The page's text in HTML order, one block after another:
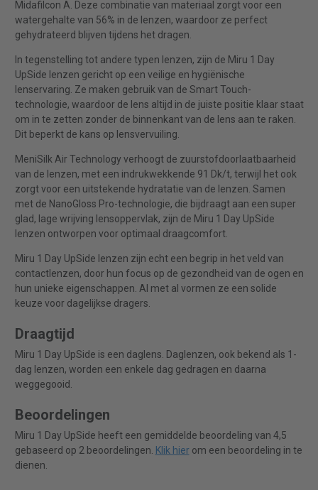
Midafilcon A. Deze combinatie van materiaal zorgt voor een
watergehalte van 56% in de lenzen, waardoor ze perfect
gehydrateerd blijven tijdens het dragen.
In tegenstelling tot andere typen lenzen, zijn de Miru 1 Day
UpSide lenzen gericht op een veilige en hygiënische
lenservaring. Ze maken gebruik van de Smart Touch-
technologie, waardoor de lens altijd in de juiste positie klaar staat
om in te zetten zonder de binnenkant van de lens aan te raken.
Dit beperkt de kans op lensvervuiling.
MeniSilk Air Technology verhoogt de zuurstofdoorlaatbaarheid
van de lenzen, met een indrukwekkende 91 Dk/t, terwijl het ook
zorgt voor een uitstekende hydratatie van de lenzen. Samen
met de NanoGloss Pro-technologie, die bijdraagt aan een super
glad, lage wrijving lensoppervlak, zijn de Miru 1 Day UpSide
lenzen ontworpen voor optimaal draagcomfort.
Miru 1 Day UpSide lenzen zijn echt een begrip in het veld van
contactlenzen, door hun focus op de gezondheid van de ogen en
hun unieke eigenschappen. Al met al vormen ze een solide
keuze voor dagelijkse dragers.
Draagtijd
Miru 1 Day UpSide is een daglens. Daglenzen, ook bekend als 1-
dag lenzen, worden een enkele dag gedragen en daarna
weggegooid.
Beoordelingen
Miru 1 Day UpSide heeft een gemiddelde beoordeling van 4,5
gebaseerd op 2 beoordelingen. Klik hierom een beoordeling in te
dienen.